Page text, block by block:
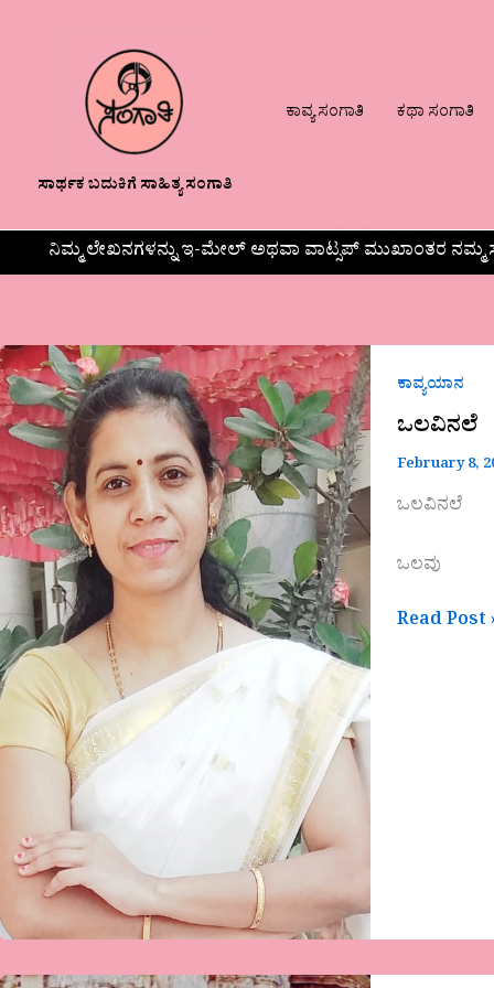
ಸಾರ್ಥಕ ಬದುಕಿಗೆ ಸಾಹಿತ್ಯ ಸಂಗಾತಿ
ಕಾವ್ಯ ಸಂಗಾತಿ ಕಥಾ ಸಂಗಾತಿ
ನಿಮ್ಮ ಲೇಖನಗಳನ್ನು ಇ-ಮೇಲ್ ಅಥವಾ ವಾಟ್ಸಪ್ ಮುಖಾಂತರ
ಕಾವ್ಯಯಾನ
ಒಲವಿನಲೆ
February 8,
ಒಲವಿನಲೆ
ಒಲವು
Read Post